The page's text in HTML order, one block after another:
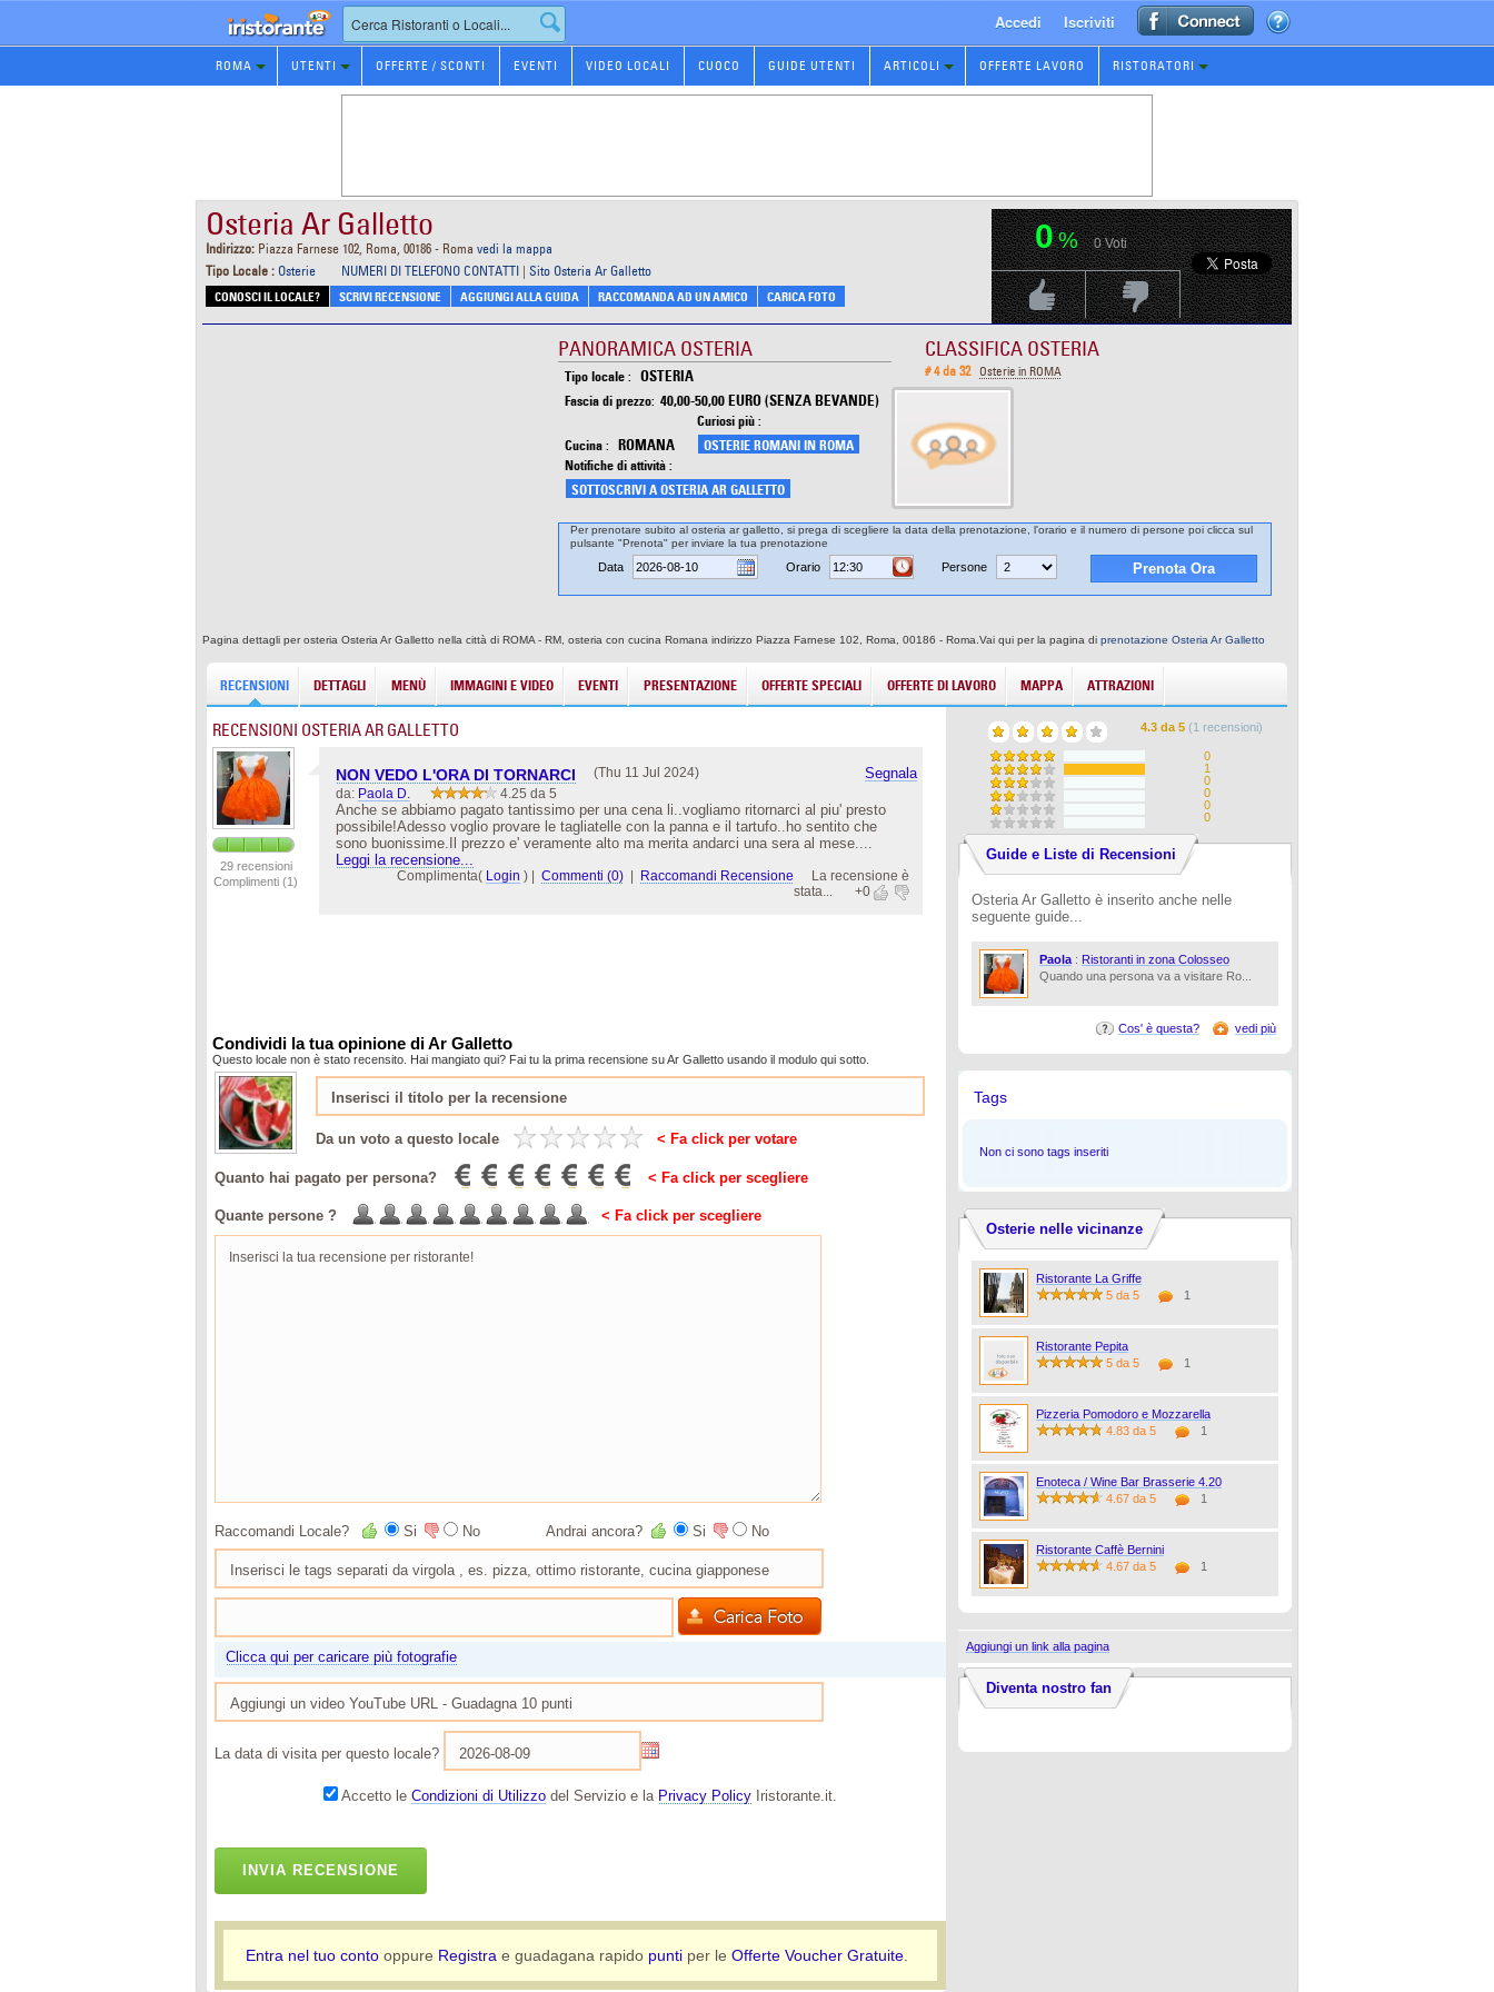
Prenotazione
Ristorante
Accedi Iscriviti
ROMA UTENTI OFFERTE / SCONTI EVENTI VIDEO LOCALI CUOCO GUIDE UTENTI ARTICOLI OFFERTE LAVORO RISTORATORI
Osteria Ar Galletto
Indirizzo: Piazza Farnese 102, Roma, 00186 - Roma vedi la mappa
Tipo Locale : Osterie NUMERI DI TELEFONO CONTATTI | Sito Osteria Ar Galletto
CONOSCI IL LOCALE? SCRIVI RECENSIONE AGGIUNGI ALLA GUIDA RACCOMANDA AD UN AMICO CARICA FOTO
0% 0Voti
Voti PositivoVoti Negativo
PANORAMICA OSTERIA
Tipo locale : OSTERIA
Fascia di prezzo: 40,00-50,00 EURO (SENZA BEVANDE)
Cucina : ROMANA
Curiosi più :
OSTERIE ROMANI IN ROMA
Notifiche di attività :
SOTTOSCRIVI A OSTERIA AR GALLETTO
CLASSIFICA OSTERIA
# 4 da 32 Osterie in ROMA
Per prenotare subito al osteria ar galletto, si prega di scegliere la data della prenotazione, l'orario e il numero di persone poi clicca sul
pulsante "Prenota" per inviare la tua prenotazione
Data Orario Persone
Pagina dettagli per osteria Osteria Ar Galletto nella città di ROMA - RM, osteria con cucina Romana indirizzo Piazza Farnese 102, Roma, 00186 - Roma.Vai qui per la pagina di prenotazione Osteria Ar Galletto
RECENSIONI DETTAGLI MENÙ IMMAGINI E VIDEO EVENTI PRESENTAZIONE OFFERTE SPECIALI OFFERTE DI LAVORO MAPPA ATTRAZIONI
RECENSIONI OSTERIA AR GALLETTO
29 recensioni
Complimenti (1)
NON VEDO L'ORA DI TORNARCI (Thu 11 Jul 2024) Segnala
da: Paola D. 4.25 da 5
Anche se abbiamo pagato tantissimo per una cena li..vogliamo ritornarci al piu' presto
possibile!Adesso voglio provare le tagliatelle con la panna e il tartufo..ho sentito che
sono buonissime.Il prezzo e' veramente alto ma merita andarci una sera al mese....
Leggi la recensione...
Complimenta( Login ) Commenti (0) Raccomandi Recensione
La recensione è
stata...
+0
Condividi la tua opinione di Ar Galletto
Questo locale non è stato recensito. Hai mangiato qui? Fai tu la prima recensione su Ar Galletto usando il modulo qui sotto.
Da un voto a questo locale < Fa click per votare
Quanto hai pagato per persona? < Fa click per scegliere
Quante persone ? < Fa click per scegliere
Raccomandi Locale? Si No Andrai ancora? Si No
Clicca qui per caricare più fotografie
La data di visita per questo locale?
Accetto le Condizioni di Utilizzodel Servizio e la Privacy PolicyIristorante.it.
INVIA RECENSIONE
Entra nel tuo contooppure Registra e guadagana rapido puntiper le Offerte Voucher Gratuite.
4.3da5 (1recensioni)
0
1
0
0
0
0
Guide e Liste di Recensioni
Osteria Ar Galletto è inserito anche nelle
seguente guide...
Paola: Ristoranti in zona Colosseo
Quando una persona va a visitare Ro...
Cos' è questa? vedi più
Tags
Non ci sono tags inseriti
Osterie nelle vicinanze
Ristorante La Griffe
5 da 5
1
Ristorante Pepita
5 da 5
1
Pizzeria Pomodoro e Mozzarella
4.83 da 5
1
Enoteca / Wine Bar Brasserie 4.20
4.67 da 5
1
Ristorante Caffè Bernini
4.67 da 5
1
Aggiungi un link alla pagina
Diventa nostro fan